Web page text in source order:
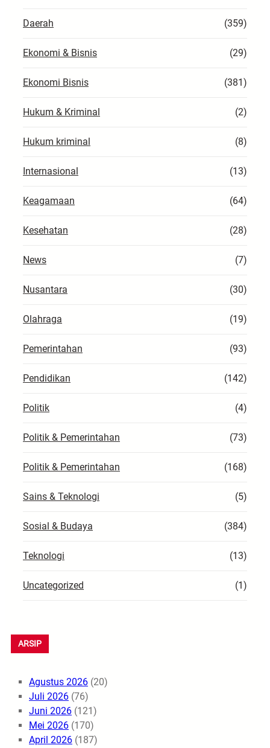
Daerah (359)
Ekonomi & Bisnis (29)
Ekonomi Bisnis (381)
Hukum & Kriminal (2)
Hukum kriminal (8)
Internasional (13)
Keagamaan (64)
Kesehatan (28)
News (7)
Nusantara (30)
Olahraga (19)
Pemerintahan (93)
Pendidikan (142)
Politik (4)
Politik & Pemerintahan (73)
Politik & Pemerintahan (168)
Sains & Teknologi (5)
Sosial & Budaya (384)
Teknologi (13)
Uncategorized (1)
ARSIP
Agustus 2026 (20)
Juli 2026 (76)
Juni 2026 (121)
Mei 2026 (170)
April 2026 (187)